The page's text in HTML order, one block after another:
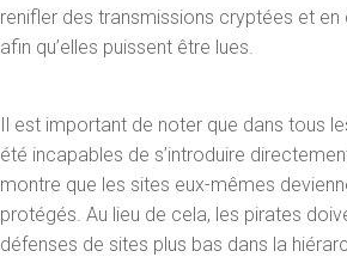
renifler des transmissions cryptées et
afin qu’elles puissent être lues.
Il est important de noter que dans tous
été incapables de s’introduire
montre que les sites eux-mêmes
protégés. Au lieu de cela, les pirates
défenses de sites plus bas dans la